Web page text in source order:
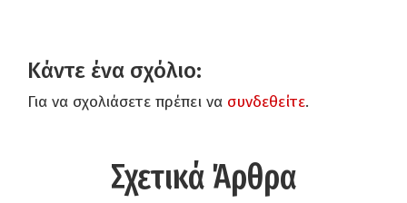
Κάντε ένα σχόλιο:
Για να σχολιάσετε πρέπει να συνδεθείτε.
Σχετικά Άρθρα